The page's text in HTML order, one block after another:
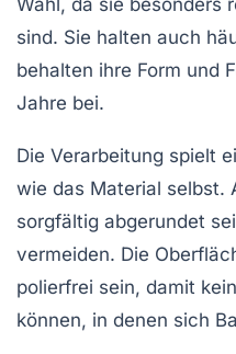
sind. Sie halten auch
behalten ihre Form und
Jahre bei.
Die Verarbeitung spielt
wie das Material selbst.
sorgfältig abgerundet
vermeiden. Die
polierfrei sein, damit
können, in denen sich